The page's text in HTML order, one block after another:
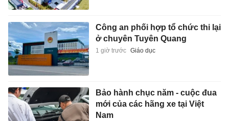
Công an phối hợp tổ chức thi lại
ở chuyên Tuyên Quang
1 giờ trước Giáo dục
Bảo hành chục năm - cuộc đua
mới của các hãng xe tại Việt
Nam